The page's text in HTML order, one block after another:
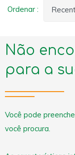
Ordenar :
Não
para a
Você pode
você procura.